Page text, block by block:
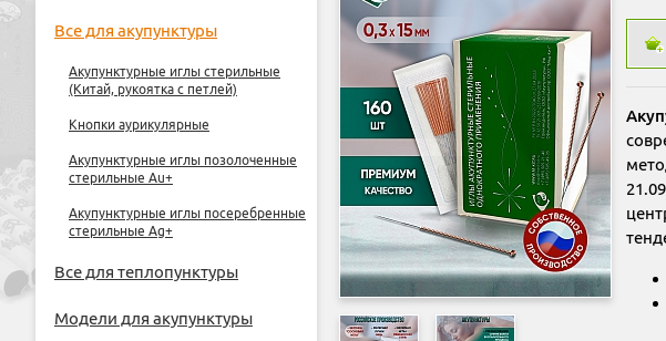
Все для акупунктуры
Акупунктурные иглы стерильные
(Китай, рукоятка с петлей)
Кнопки аурикулярные
Акупунктурные иглы позолоченные
стерильные Au+
Акупунктурные иглы посеребренные
стерильные Ag+
Все для теплопунктуры
Модели для акупунктуры